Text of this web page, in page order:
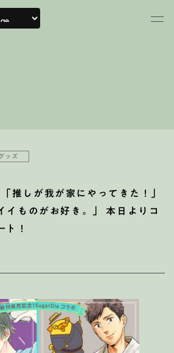
グッズ
推しが我が家にやってきた！」
イものがお好き。」 本日よりコ
！